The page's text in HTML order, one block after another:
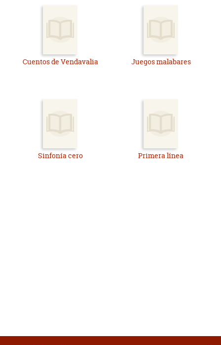
Cuentos de Vendavalia Juegos malabares
Sinfonía cero Primera línea